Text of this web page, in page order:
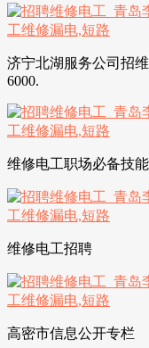
济宁北湖服务公司招
6000.
维修电工职场必备技
维修电工招聘
高密市信息公开专栏